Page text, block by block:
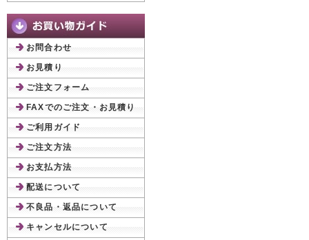
お問合わせ
お見積り
ご注文フォーム
FAXでのご注文・お見積り
ご利用ガイド
ご注文方法
お支払方法
配送について
不良品・返品について
キャンセルについて